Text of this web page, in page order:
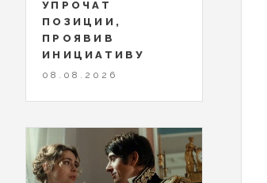
УПРОЧАТ
ПОЗИЦИИ,
ПРОЯВИВ
ИНИЦИАТИВУ
08.08.2026